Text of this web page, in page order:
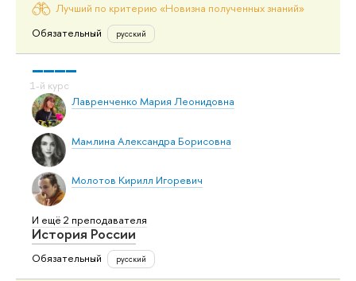
Лучший по критерию «Новизна полученных знаний»
Обязательный
русский
Лавренченко Мария Леонидовна
Мамлина Александра Борисовна
Молотов Кирилл Игоревич
И ещё 2 преподавателя
История России
Обязательный русский